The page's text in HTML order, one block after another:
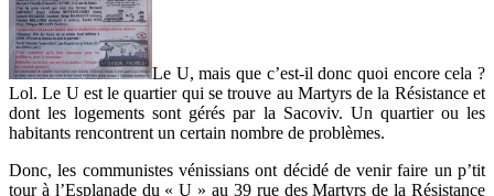
Le U, mais que c’est-il donc quoi encore cela ?
Lol. Le U est le quartier qui se trouve au Martyrs de la Résistance et
dont les logements sont gérés par la Sacoviv. Un quartier ou les
habitants rencontrent un certain nombre de problèmes.
Donc, les communistes vénissians ont décidé de venir faire un p’tit
tour à l’Esplanade du « U » au 39 rue des Martyrs de la Résistance